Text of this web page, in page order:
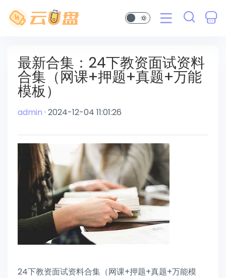
最新合集：24下教资面试资料
合集（网课+押题+真题+万能
模板）
admin · 2024-12-04 11:01:26
24下教资面试资料合集（网课+押题+真题+万能模